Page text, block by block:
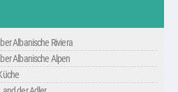
Albanische Riviera
Albanische Alpen